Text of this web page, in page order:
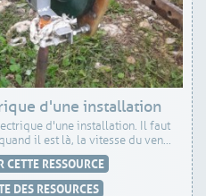
d'une installation
d'une installation. Il faut
il est là, la vitesse du ven...
RESSOURCE
DES RESOURCES